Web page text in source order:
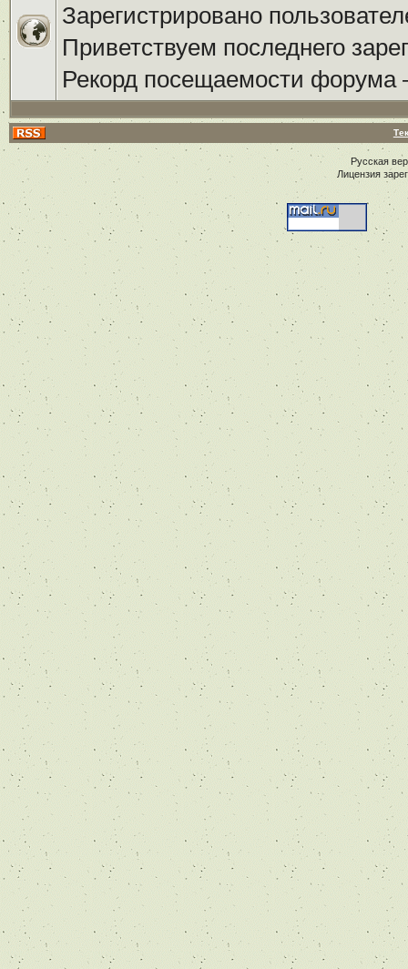
Зарегистрировано
Приветствуем последнего
Рекорд посещаемости
Русская
Лицензия